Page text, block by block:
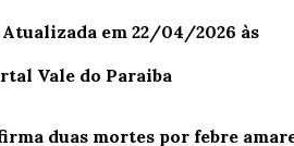
Atualizada em 22/04/2026 às
Vale do Paraiba